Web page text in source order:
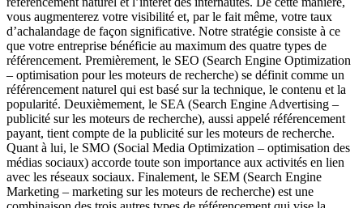
vous augmenterez votre visibilité et, par le fait même, votre taux
d’achalandage de façon significative. Notre stratégie consiste à ce
que votre entreprise bénéficie au maximum des quatre types de
référencement. Premièrement, le SEO (Search Engine Optimization
– optimisation pour les moteurs de recherche) se définit comme un
référencement naturel qui est basé sur la technique, le contenu et la
popularité. Deuxièmement, le SEA (Search Engine Advertising –
publicité sur les moteurs de recherche), aussi appelé référencement
payant, tient compte de la publicité sur les moteurs de recherche.
Quant à lui, le SMO (Social Media Optimization – optimisation des
médias sociaux) accorde toute son importance aux activités en lien
avec les réseaux sociaux. Finalement, le SEM (Search Engine
Marketing – marketing sur les moteurs de recherche) est une